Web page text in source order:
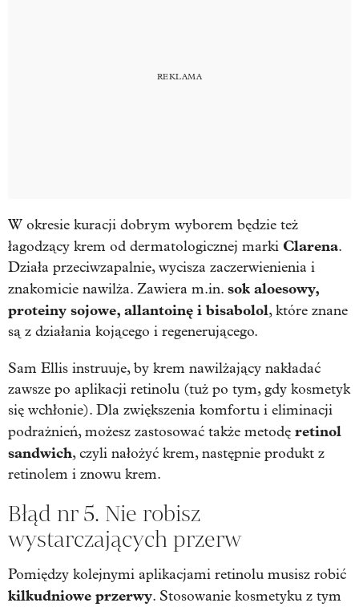
W okresie kuracji dobrym wyborem będzie też
łagodzący krem od dermatologicznej marki Clarena.
Działa przeciwzapalnie, wycisza zaczerwienienia i
znakomicie nawilża. Zawiera m.in. sok aloesowy,
proteiny sojowe, allantoinę i bisabolol, które znane
są z działania kojącego i regenerującego.
Sam Ellis instruuje, by krem nawilżający nakładać
zawsze po aplikacji retinolu (tuż po tym, gdy kosmetyk
się wchłonie). Dla zwiększenia komfortu i eliminacji
podrażnień, możesz zastosować także metodę retinol
sandwich, czyli nałożyć krem, następnie produkt z
retinolem i znowu krem.
Błąd nr 5. Nie robisz
wystarczających przerw
Pomiędzy kolejnymi aplikacjami retinolu musisz robić
kilkudniowe przerwy. Stosowanie kosmetyku z tym